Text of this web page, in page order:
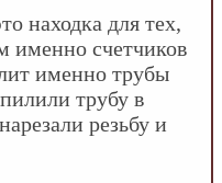
находка для тех,
именно счетчиков
именно трубы
трубу в
резьбу и